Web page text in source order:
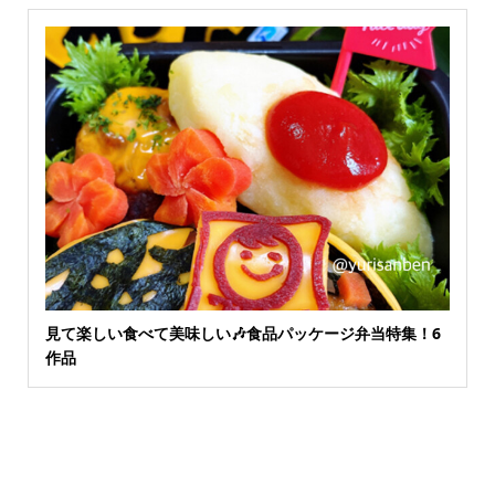
見て楽しい食べて美味しい🎶食品パッケージ弁当特集！6
作品